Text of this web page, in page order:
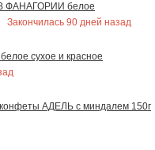
ФАНАГОРИИ белое
Закончилась 90 дней назад
сухое и красное
АДЕЛЬ с миндалем 150г